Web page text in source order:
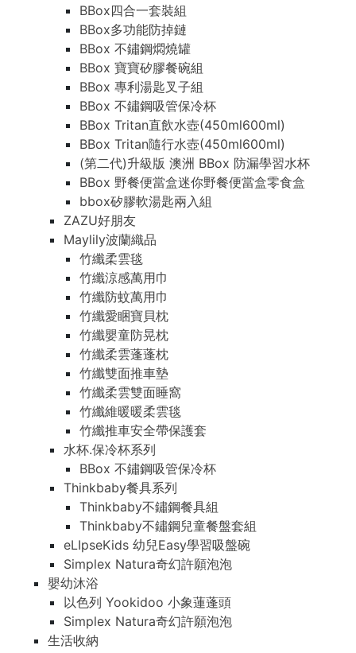
BBox四合一套裝組
BBox多功能防掉鏈
BBox 不鏽鋼燜燒罐
BBox 寶寶矽膠餐碗組
BBox 專利湯匙叉子組
BBox 不鏽鋼吸管保冷杯
BBox Tritan直飲水壺(450ml600ml)
BBox Tritan隨行水壺(450ml600ml)
(第二代)升級版 澳洲 BBox 防漏學習水杯
BBox 野餐便當盒迷你野餐便當盒零食盒
bbox矽膠軟湯匙兩入組
ZAZU好朋友
Maylily波蘭織品
竹纖柔雲毯
竹纖涼感萬用巾
竹纖防蚊萬用巾
竹纖愛睏寶貝枕
竹纖嬰童防晃枕
竹纖柔雲蓬蓬枕
竹纖雙面推車墊
竹纖柔雲雙面睡窩
竹纖維暖暖柔雲毯
竹纖推車安全帶保護套
水杯.保冷杯系列
BBox 不鏽鋼吸管保冷杯
Thinkbaby餐具系列
Thinkbaby不鏽鋼餐具組
Thinkbaby不鏽鋼兒童餐盤套組
eLIpseKids 幼兒Easy學習吸盤碗
Simplex Natura奇幻許願泡泡
嬰幼沐浴
以色列 Yookidoo 小象蓮蓬頭
Simplex Natura奇幻許願泡泡
生活收納